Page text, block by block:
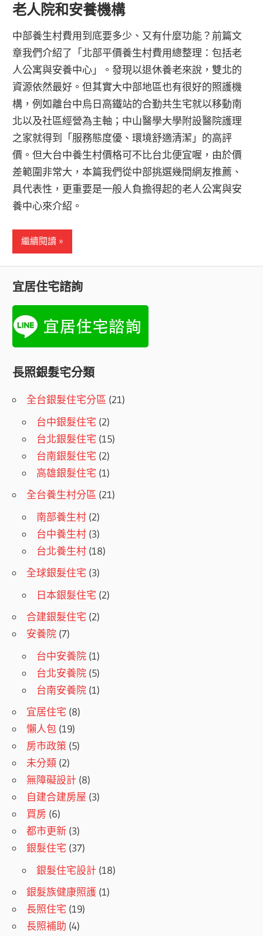
老人院和安養機構
中部養生村費用到底要多少、又有什麼功能？前篇文
章我們介紹了「北部平價養生村費用總整理：包括老
人公寓與安養中心」。發現以退休養老來說，雙北的
資源依然最好。但其實大中部地區也有很好的照護機
構，例如離台中烏日高鐵站的合勤共生宅就以移動南
北以及社區經營為主軸；中山醫學大學附設醫院護理
之家就得到「服務態度優、環境舒適清潔」的高評
價。但大台中養生村價格可不比台北便宜喔，由於價
差範圍非常大，本篇我們從中部挑選幾間網友推薦、
具代表性，更重要是一般人負擔得起的老人公寓與安
養中心來介紹。
繼續閱讀
宜居住宅諮詢
長照銀髮宅分類
全台銀髮住宅分區 (21)
台中銀髮住宅 (2)
台北銀髮住宅 (15)
台南銀髮住宅 (2)
高雄銀髮住宅 (1)
全台養生村分區 (21)
南部養生村 (2)
台中養生村 (3)
台北養生村 (18)
全球銀髮住宅 (3)
日本銀髮住宅 (2)
合建銀髮住宅 (2)
安養院 (7)
台中安養院 (1)
台北安養院 (5)
台南安養院 (1)
宜居住宅 (8)
懶人包 (19)
房市政策 (5)
未分類 (2)
無障礙設計 (8)
自建合建房屋 (3)
買房 (6)
都市更新 (3)
銀髮住宅 (37)
銀髮住宅設計 (18)
銀髮族健康照護 (1)
長照住宅 (19)
長照補助 (4)